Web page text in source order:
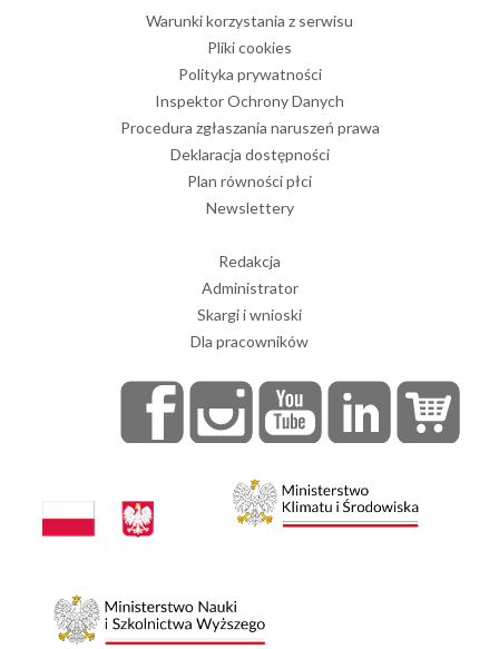
Warunki korzystania z serwisu
Pliki cookies
Polityka prywatności
Inspektor Ochrony Danych
Procedura zgłaszania naruszeń prawa
Deklaracja dostępności
Plan równości płci
Newslettery
Redakcja
Administrator
Skargi i wnioski
Dla pracowników